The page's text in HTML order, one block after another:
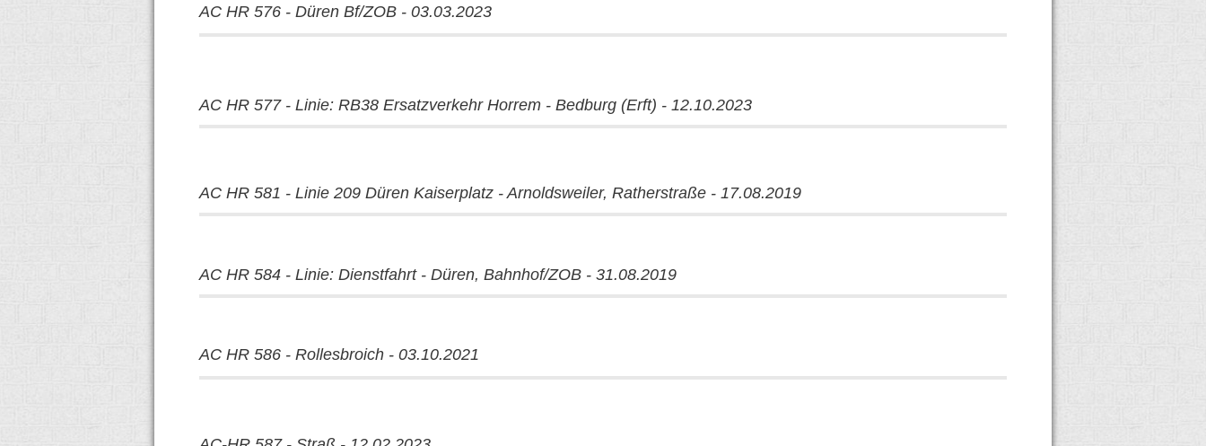
AC HR 576 - Düren Bf/ZOB - 03.03.2023
AC HR 577 - Linie: RB38 Ersatzverkehr Horrem - Bedburg (Erft) - 12.10.2023
AC HR 581 - Linie 209 Düren Kaiserplatz - Arnoldsweiler, Ratherstraße - 17.08.2019
AC HR 584 - Linie: Dienstfahrt - Düren, Bahnhof/ZOB - 31.08.2019
AC HR 586 - Rollesbroich - 03.10.2021